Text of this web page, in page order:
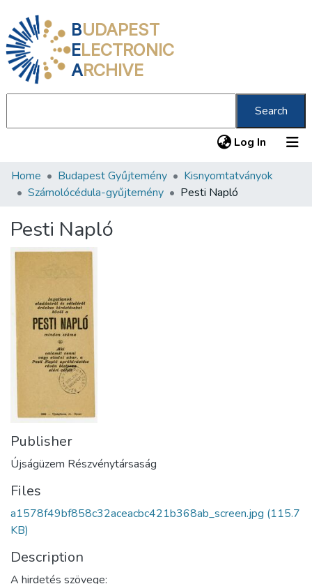
BUDAPEST
ELECTRONIC
ARCHIVE
Search
Log In (current)
Communities & Collections
Statistics
Home Budapest Gyűjtemény
Kisnyomtatványok
Számolócédula-gyűjtemény
Pesti Napló
Pesti Napló
Publisher
Újságüzem Részvénytársaság
Files
a1578f49bf858c32aceacbc421b368ab_screen.jpg (115.7
KB)
Description
A hirdetés szövege: